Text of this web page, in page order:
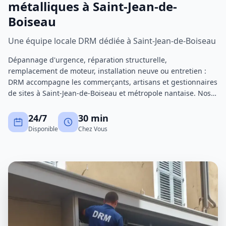
métalliques à Saint-Jean-de-
Boiseau
Une équipe locale DRM dédiée à Saint-Jean-de-Boiseau
Dépannage d'urgence, réparation structurelle,
remplacement de moteur, installation neuve ou entretien :
DRM accompagne les commerçants, artisans et gestionnaires
de sites à Saint-Jean-de-Boiseau et métropole nantaise. Nos
important pour réduire au maximum les immobilisations.
24/7
Disponible
30 min
Chez Vous